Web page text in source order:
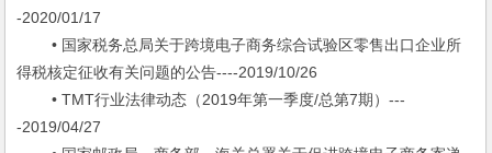
-2020/01/17
• 国家税务总局关于跨境电子商务综合试验区零售出口企业所
得税核定征收有关问题的公告----2019/10/26
• TMT行业法律动态（2019年第一季度/总第7期）---
-2019/04/27